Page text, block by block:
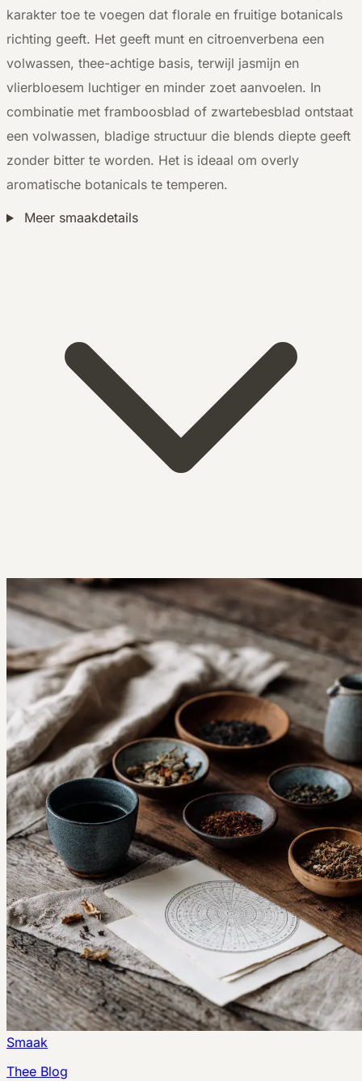
karakter toe te voegen dat florale en fruitige botanicals
richting geeft. Het geeft munt en citroenverbena een
volwassen, thee-achtige basis, terwijl jasmijn en
vlierbloesem luchtiger en minder zoet aanvoelen. In
combinatie met framboosblad of zwartebesblad ontstaat
een volwassen, bladige structuur die blends diepte geeft
zonder bitter te worden. Het is ideaal om overly
aromatische botanicals te temperen.
Meer smaakdetails
Smaak
Thee Blog